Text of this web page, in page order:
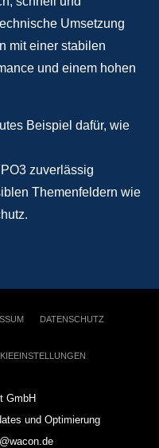
Umsetzung
mit einer stabilen
und einem hohen
Beispiel dafür, wie
zuverlässig
Themenfeldern wie
DATENSCHUTZ
GmbH
und Optimierung